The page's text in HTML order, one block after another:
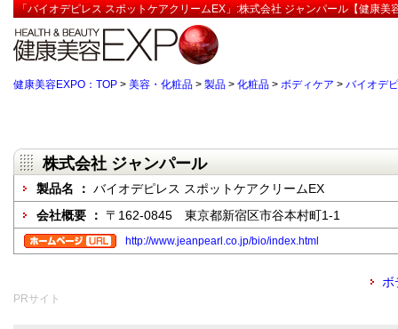
「バイオデピレス スポットケアクリームEX」:株式会社 ジャンパール【健康美
健康美容EXPO：TOP > 美容・化粧品 > 製品 > 化粧品 > ボディケア > バイオデ
株式会社 ジャンパール
製品名 ： バイオデピレス スポットケアクリームEX
会社概要 ： 〒162-0845 東京都新宿区市谷本村町1-1
http://www.jeanpearl.co.jp/bio/index.html
ボ
PRサイト